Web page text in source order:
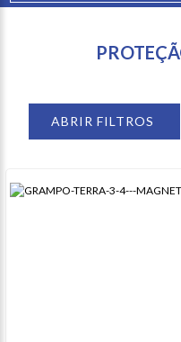
ABRIR FILTROS